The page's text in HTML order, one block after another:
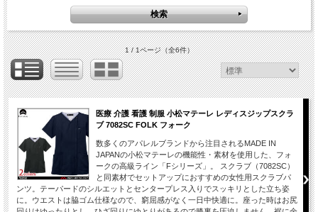
1 / 1ページ（全6件）
医療 介護 看護 制服 小松マテーレ レディスジップスクラ
ブ 7082SC FOLK フォーク
数多くのアパレルブランドから注目されるMADE IN
JAPANの小松マテーレの機能性・素材を使用した、フォ
ークの高級ライン「Fシリーズ」。 スクラブ（7082SC）
と同素材でセットアップにおすすめの女性用スクラブパ
ンツ。テーパードのシルエットとセンタープレス入りでスッキリとした立ち姿
に。ウエストは脇ゴム仕様なので、窮屈感がなく一日中快適に。座った時はお尻